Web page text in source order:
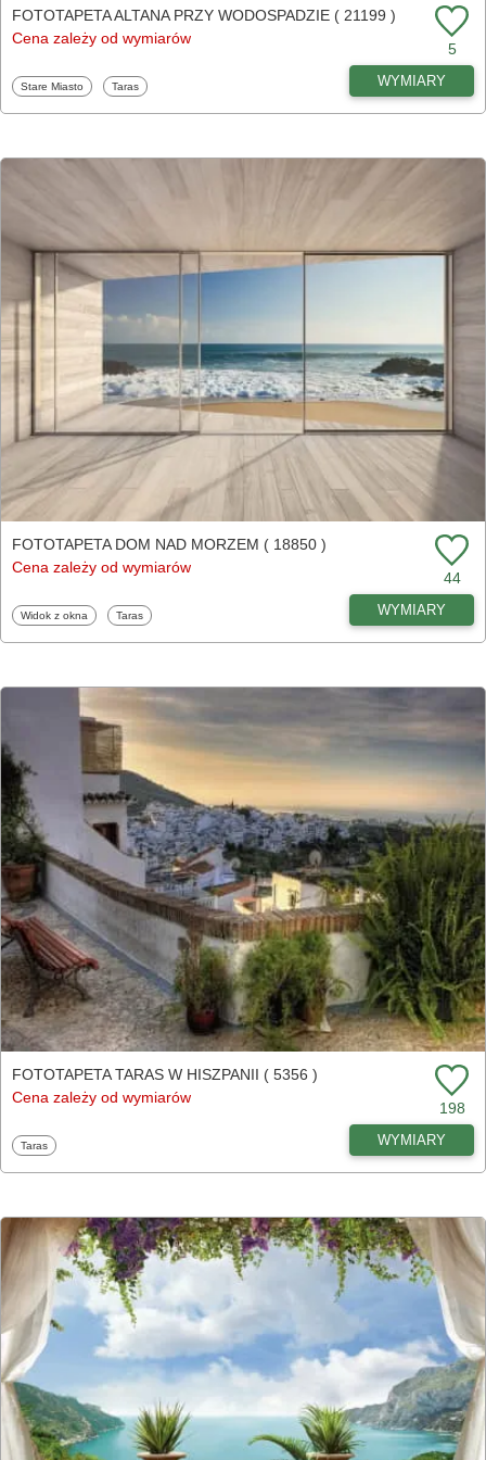
FOTOTAPETA ALTANA PRZY WODOSPADZIE ( 21199 )
Cena zależy od wymiarów
5
Fototapety
Stare Miasto Fototapety
Taras WYMIARY
FOTOTAPETA DOM NAD MORZEM ( 18850 )
Cena zależy od wymiarów
44
Fototapety
Widok z okna Fototapety
Taras WYMIARY
FOTOTAPETA TARAS W HISZPANII ( 5356 )
Cena zależy od wymiarów
198
Fototapety
Taras WYMIARY